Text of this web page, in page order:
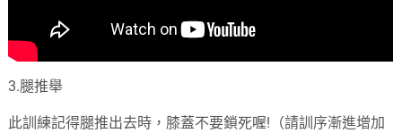
3.腿推舉
此訓練記得腿推出去時，膝蓋不要鎖死喔!（請訓序漸進增加